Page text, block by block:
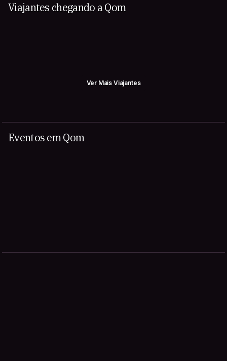
Viajantes chegando a Qom
Ver Mais Viajantes
Eventos em Qom